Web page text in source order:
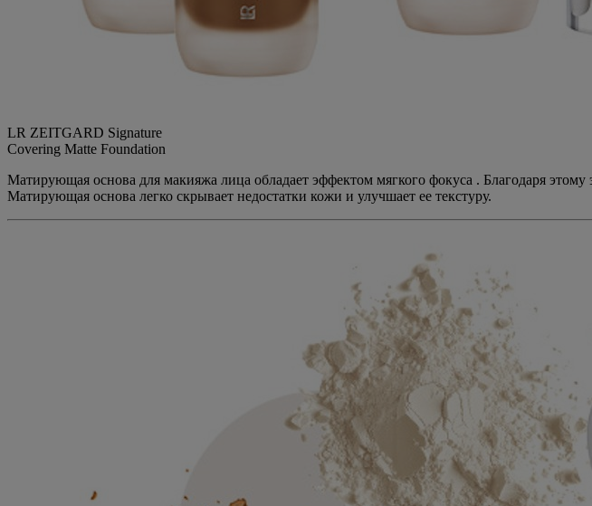
LR ZEITGARD Signature
Covering Matte Foundation
Матирующая основа для макияжа лица обладает эффектом мягкого фокуса . Благодаря
Матирующая основа легко скрывает недостатки кожи и улучшает ее текстуру.